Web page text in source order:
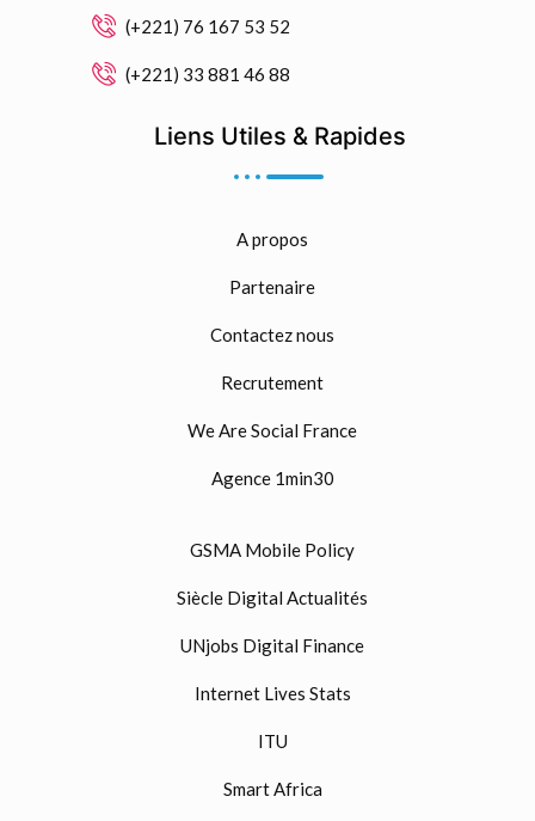
(+221) 76 167 53 52
(+221) 33 881 46 88
Liens Utiles & Rapides
A propos
Partenaire
Contactez nous
Recrutement
We Are Social France
Agence 1min30
GSMA Mobile Policy
Siècle Digital Actualités
UNjobs Digital Finance
Internet Lives Stats
ITU
Smart Africa